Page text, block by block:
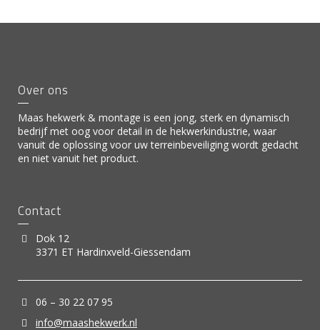
Over ons
Maas hekwerk & montage is een jong, sterk en dynamisch
bedrijf met oog voor detail in de hekwerkindustrie, waar
vanuit de oplossing voor uw terreinbeveiliging wordt gedacht
en niet vanuit het product.
Contact
Dok 12
3371 ET Hardinxveld-Giessendam
06 – 30 22 07 95
info@maashekwerk.nl